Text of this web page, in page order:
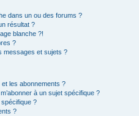
dans un ou des forums ?
résultat ?
blanche ?!
?
messages et sujets ?
les abonnements ?
à un sujet spécifique ?
spécifique ?
?